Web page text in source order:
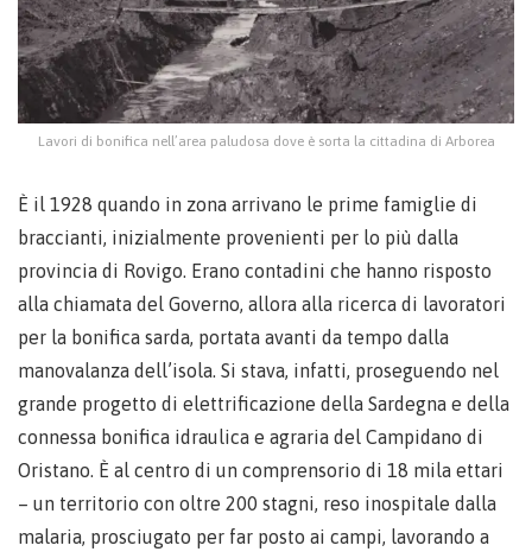
Lavori di bonifica nell’area paludosa dove è sorta la cittadina di Arborea
È il 1928 quando in zona arrivano le prime famiglie di
braccianti, inizialmente provenienti per lo più dalla
provincia di Rovigo. Erano contadini che hanno risposto
alla chiamata del Governo, allora alla ricerca di lavoratori
per la bonifica sarda, portata avanti da tempo dalla
manovalanza dell’isola. Si stava, infatti, proseguendo nel
grande progetto di elettrificazione della Sardegna e della
connessa bonifica idraulica e agraria del Campidano di
Oristano. È al centro di un comprensorio di 18 mila ettari
– un territorio con oltre 200 stagni, reso inospitale dalla
malaria, prosciugato per far posto ai campi, lavorando a